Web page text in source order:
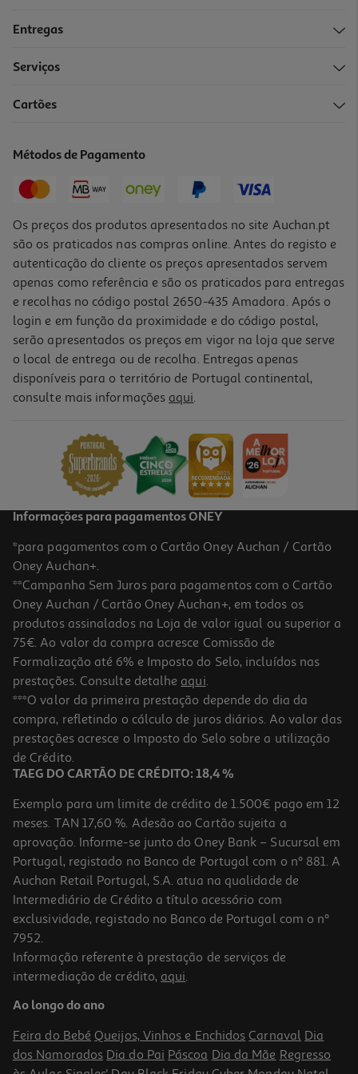
Entregas
Serviços
Cartões
Métodos de Pagamento
Os preços dos produtos apresentados no site Auchan.pt
são os praticados nas compras online. Antes do registo e
autenticação do cliente os preços apresentados servem
apenas como referência e são os praticados para entregas
e recolhas no código postal 2650-435 Amadora. Após o
login e em função da proximidade e do código postal,
serão apresentados os preços em vigor na loja que serve
o local de entrega ou de recolha. Entregas apenas
disponíveis para o território de Portugal continental,
consulte mais informações aqui.
Informações para pagamentos ONEY
*para pagamentos com o Cartão Oney Auchan / Cartão
Oney Auchan+.
**Campanha Sem Juros para pagamentos com o Cartão
Oney Auchan / Cartão Oney Auchan+, em todos os
produtos assinalados na Loja de valor igual ou superior a
75€. Ao valor da compra acresce Comissão de
Formalização até 6% e Imposto do Selo, incluídos nas
prestações. Consulte detalhe aqui.
***O valor da primeira prestação depende do dia da
compra, refletindo o cálculo de juros diários. Ao valor das
prestações acresce o Imposto do Selo sobre a utilização
de Crédito.
TAEG DO CARTÃO DE CRÉDITO: 18,4 %
Exemplo para um limite de crédito de 1.500€ pago em 12
meses. TAN 17,60 %. Adesão ao Cartão sujeita a
aprovação. Informe-se junto do Oney Bank – Sucursal em
Portugal, registado no Banco de Portugal com o nº 881. A
Auchan Retail Portugal, S.A. atua na qualidade de
Intermediário de Crédito a título acessório com
exclusividade, registado no Banco de Portugal com o nº
7952.
Informação referente à prestação de serviços de
intermediação de crédito, aqui.
Ao longo do ano
Feira do Bebé Queijos, Vinhos e Enchidos Carnaval Dia
dos Namorados Dia do Pai Páscoa Dia da Mãe Regresso